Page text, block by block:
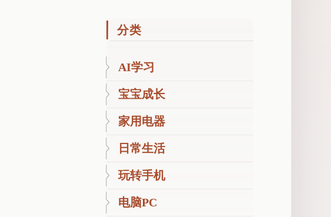
分类
AI学习
宝宝成长
家用电器
日常生活
玩转手机
电脑PC